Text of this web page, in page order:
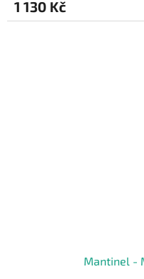
1 130 Kč
Mantinel -